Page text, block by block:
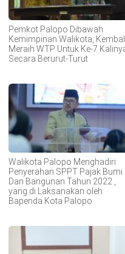
Pemkot Palopo Dibawah
Kemimpinan Walikota,
Meraih WTP Untuk Ke-7
Secara Berurut-Turut
Walikota Palopo Menghadiri
Penyerahan SPPT Pajak Bumi
Dan Bangunan Tahun 2022 ,
yang di Laksanakan oleh
Bapenda Kota Palopo